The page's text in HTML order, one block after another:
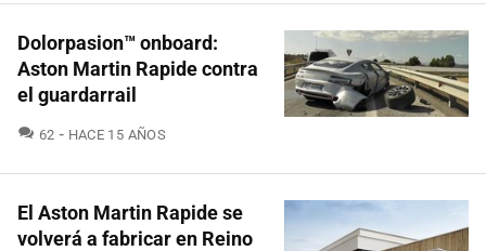
Dolorpasion™ onboard:
Aston Martin Rapide contra
el guardarrail
62 COMENTARIOS
HACE 15 AÑOS
El Aston Martin Rapide se
volverá a fabricar en Reino